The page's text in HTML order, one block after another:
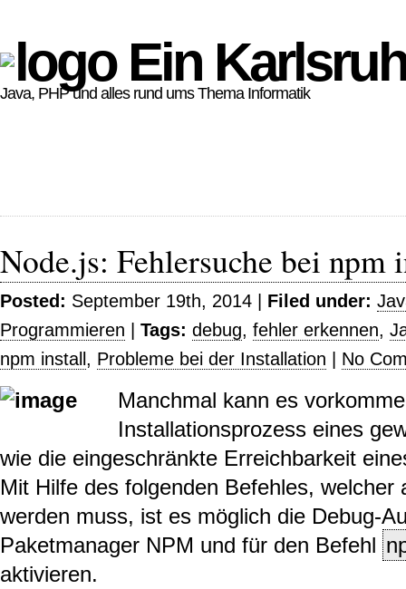
Ein
Java, PHP und alles rund ums Thema Informatik
Node.js: Fehlersuche bei npm
Posted: September 19th, 2014 | Filed under:
Programmieren
Tags: debug, fehler erkennen,
npm install , Probleme bei der Installation No
Manchmal kann es
Installationsprozess eines
wie die eingeschränkte Erreichbarkeit
Mit Hilfe des folgenden Befehles, welcher
werden muss, ist es möglich die Debug-
Paketmanager NPM und für den Befehl
aktivieren.